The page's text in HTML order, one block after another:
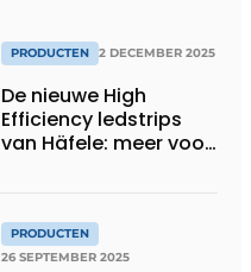
PRODUCTEN 2 DECEMBER 2025
De nieuwe High
Efficiency ledstrips
van Häfele: meer voor
PRODUCTEN
26 SEPTEMBER 2025